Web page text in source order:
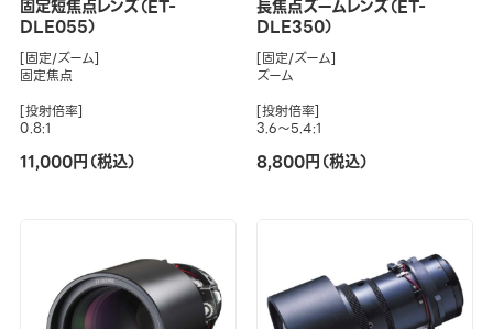
固定短焦点レンズ（ET-
DLE055）
[固定/ズーム]
固定焦点
[投射倍率]
0.8:1
11,000円（税込）
長焦点ズームレンズ（ET-
DLE350）
[固定/ズーム]
ズーム
[投射倍率]
3.6～5.4:1
8,800円（税込）